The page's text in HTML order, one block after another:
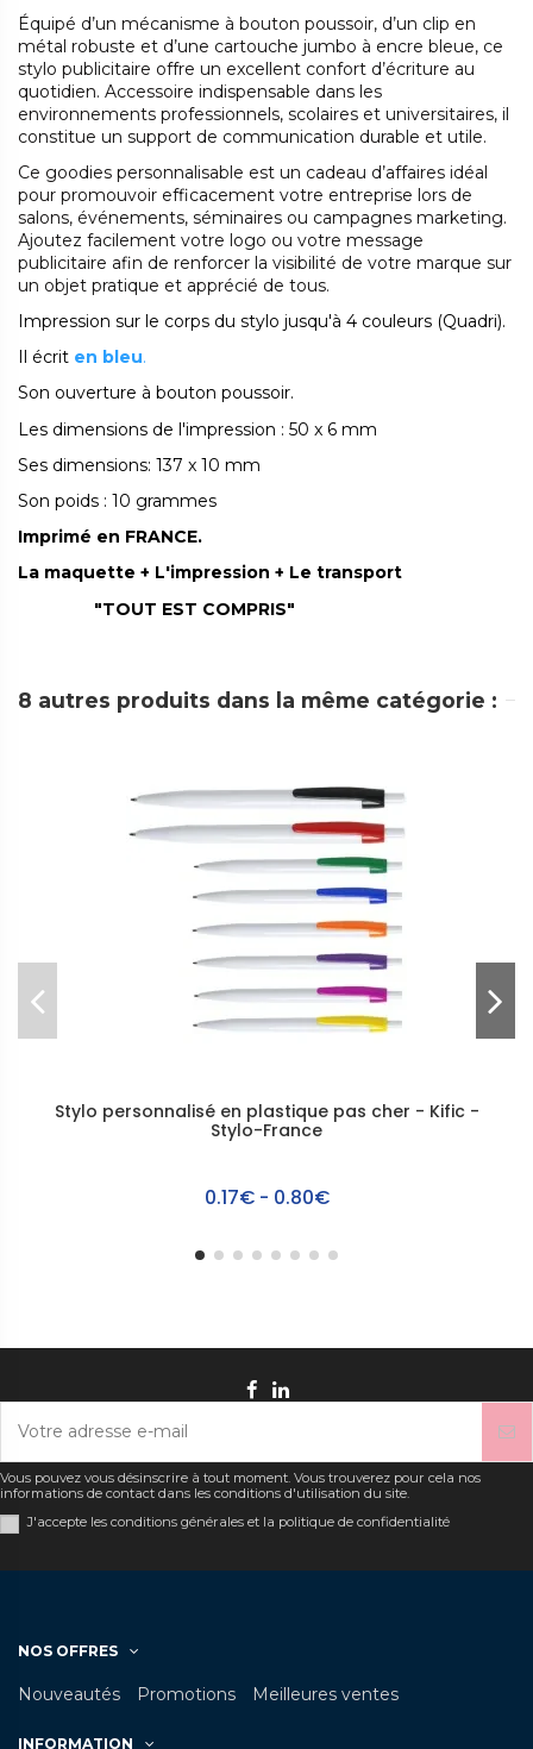
Équipé d’un mécanisme à bouton poussoir, d’un clip en
métal robuste et d’une cartouche jumbo à encre bleue, ce
stylo publicitaire offre un excellent confort d’écriture au
quotidien. Accessoire indispensable dans les
environnements professionnels, scolaires et universitaires, il
constitue un support de communication durable et utile.
Ce goodies personnalisable est un cadeau d’affaires idéal
pour promouvoir efficacement votre entreprise lors de
salons, événements, séminaires ou campagnes marketing.
Ajoutez facilement votre logo ou votre message
publicitaire afin de renforcer la visibilité de votre marque sur
un objet pratique et apprécié de tous.
Impression sur le corps du stylo jusqu'à 4 couleurs (Quadri).
Il écrit en bleu.
Son ouverture à bouton poussoir.
Les dimensions de l'impression : 50 x 6 mm
Ses dimensions: 137 x 10 mm
Son poids : 10 grammes
Imprimé en FRANCE.
La maquette + L'impression + Le transport
"TOUT EST COMPRIS"
8 autres produits dans la même catégorie :
Stylo personnalisé en plastique pas cher - Kific -
Stylo-France
0.17€ - 0.80€
Vous pouvez vous désinscrire à tout moment. Vous trouverez pour cela nos
informations de contact dans les conditions d'utilisation du site.
J'accepte les conditions générales et la politique de confidentialité
NOS OFFRES
Nouveautés Promotions Meilleures ventes
INFORMATION